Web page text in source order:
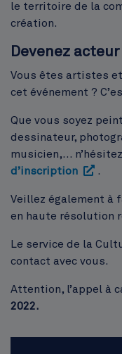
le territoire de la
création.
Devenez
Vous êtes artistes
cet événement ?
Que vous soyez
dessinateur,
musicien,…
d’inscription
.
Veillez également à
en haute résolution
Le service de la
contact avec vous.
Attention, l’appel à
2022.